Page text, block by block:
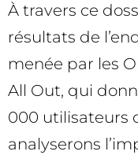
À travers ce
résultats de
menée par les
All Out, qui
000 utilisateurs
analyserons